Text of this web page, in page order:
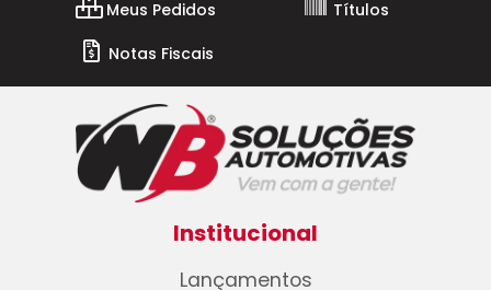
Meus Pedidos
Títulos
Notas Fiscais
Institucional
Lançamentos